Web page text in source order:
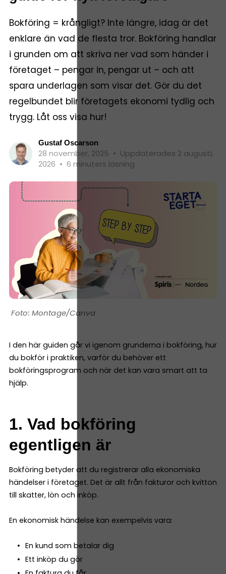
Bokföring = krångligt? Inte längre, idag är det
enklare än vad de flesta tror. Bokföring handlar
i grunden om att skriva ner vad som händer i
företaget – pengar in, pengar ut – och att
spara underlagen som visar det. Gör du det
regelbundet blir företagets ekonomi tydlig och
trygg. Låt oss visa hur!
Gustaf Oscarson
28 november, 2025 • Uppdaterades 2 augusti,
2026 • 6 minuters läsning
Montage/Canva
I den här guiden går vi igenom grunderna i bokföring, hur
du bokför i praktiken, varför du behöver ett
bokföringsprogram och när det kan vara smart att ta
hjälp.
1. Vad bokföring
egentligen är
Bokföring betyder att du registrerar alla ekonomiska
händelser i företaget. Det är allt från fakturor och kvitton
till skatter, lön och inköp.
En ekonomisk händelse kan exempelvis vara:
En kund som betalar dig
Ett inköp du gör